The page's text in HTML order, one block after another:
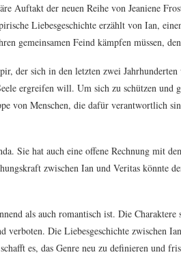
Auftakt der neuen Reihe von Jeaniene
Liebesgeschichte erzählt von Ian,
gemeinsamen Feind kämpfen müssen,
der sich in den letzten zwei
ergreifen will. Um sich zu schützen und
von Menschen, die dafür verantwortlich
Sie hat auch eine offene Rechnung mit
zwischen Ian und Veritas könnte
als auch romantisch ist. Die
Die Liebesgeschichte zwischen
es, das Genre neu zu definieren und